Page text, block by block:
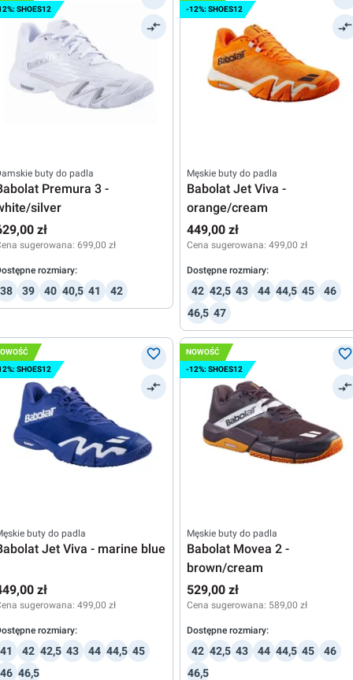
SHOES12
buty do padla
Premura 3 -
silver
zł
sugerowana: 699,00 zł
rozmiary:
38 39 40 40,5 41 42
-12%: SHOES12
Męskie buty do padla
Babolat Jet Viva -
orange/cream
449,00 zł
Cena sugerowana: 499,00 zł
Dostępne rozmiary:
42 42,5 43 44 44,5 45
46
46,5 47
SHOES12
buty do padla
Jet Viva - marine blue
zł
sugerowana: 499,00 zł
rozmiary:
41 42 42,5 43 44 44,5 45
46 46,5
NOWOŚĆ
-12%: SHOES12
Męskie buty do padla
Babolat Movea 2 -
brown/cream
529,00 zł
Cena sugerowana: 589,00 zł
Dostępne rozmiary:
42 42,5 43 44 44,5 45
46
46,5